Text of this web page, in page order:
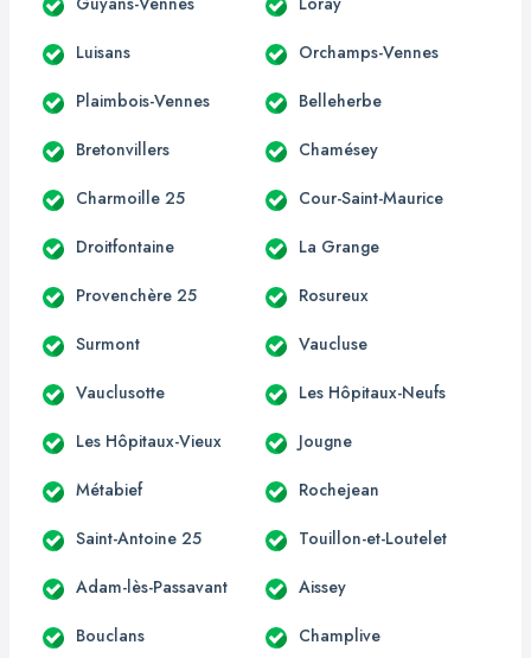
Luisans Orchamps-Vennes
Plaimbois-Vennes Belleherbe
Bretonvillers Chamésey
Charmoille 25 Cour-Saint-Maurice
Droitfontaine La Grange
Provenchère 25 Rosureux
Surmont Vaucluse
Vauclusotte Les Hôpitaux-Neufs
Les Hôpitaux-Vieux Jougne
Métabief Rochejean
Saint-Antoine 25 Touillon-et-Loutelet
Adam-lès-Passavant Aissey
Bouclans Champlive